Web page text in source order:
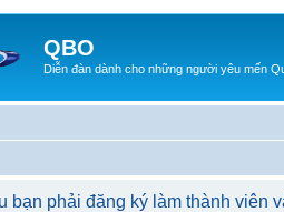
QBO
Diễn đàn dành cho những người yêu mến
bạn phải đăng ký làm thành viên